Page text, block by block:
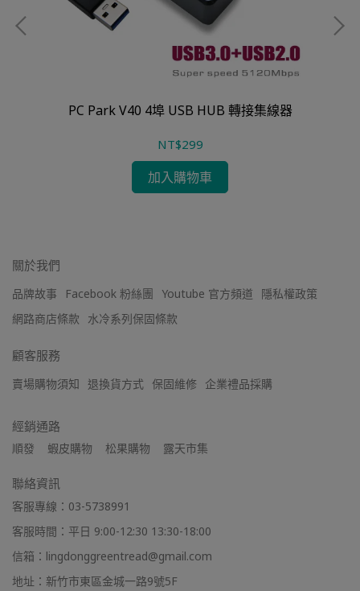
PC Park V40 4埠 USB HUB 轉接集線器
NT$299
加入購物車
關於我們
品牌故事 Facebook 粉絲團 Youtube 官方頻道
隱私權政策
網路商店條款
水冷系列保固條款
顧客服務
賣場購物須知 退換貨方式 保固維修 企業禮品採購
經銷通路
順發    蝦皮購物    松果購物    露天市集
聯絡資訊
客服專線：03-5738991
客服時間：平日 9:00-12:30 13:30-18:00
信箱：lingdonggreentread@gmail.com
地址：新竹市東區金城一路9號5F